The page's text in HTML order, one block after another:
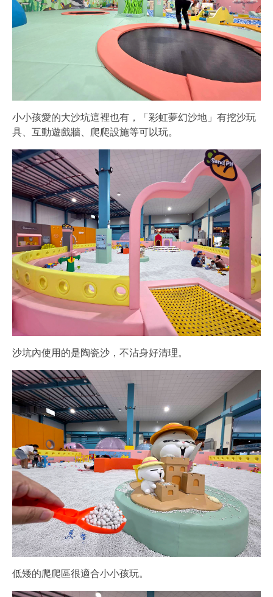
小小孩愛的大沙坑這裡也有，「彩虹夢幻沙地」有挖沙玩
具、互動遊戲牆、爬爬設施等可以玩。
沙坑內使用的是陶瓷沙，不沾身好清理。
低矮的爬爬區很適合小小孩玩。